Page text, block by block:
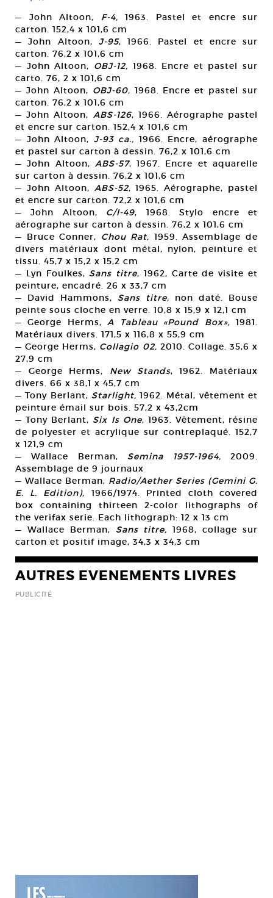
— John Altoon, F-4, 1963. Pastel et encre sur
carton. 152,4 x 101,6 cm
— John Altoon, J-95, 1966. Pastel et encre sur
carton. 76,2 x 101,6 cm
— John Altoon, OBJ-12, 1968. Encre et pastel sur
carto. 76, 2 x 101,6 cm
— John Altoon, OBJ-60, 1968. Encre et pastel sur
carton. 76,2 x 101,6 cm
— John Altoon, ABS-126, 1966. Aérographe pastel
et encre sur carton. 152,4 x 101,6 cm
— John Altoon, J-93 ca., 1966. Encre, aérographe
et pastel sur carton à dessin. 76,2 x 101,6 cm
— John Altoon, ABS-57, 1967. Encre et aquarelle
sur carton à dessin. 76,2 x 101,6 cm
— John Altoon, ABS-52, 1965. Aérographe, pastel
et encre sur carton. 72,2 x 101,6 cm
— John Altoon, C/I-49, 1968. Stylo encre et
aérographe sur carton à dessin. 76,2 x 101,6 cm
— Bruce Conner, Chou Rat, 1959. Assemblage de
divers matériaux dont métal, nylon, peinture et
tissu. 45,7 x 15,2 x 15,2 cm
— Lyn Foulkes, Sans titre, 1962, Carte de visite et
peinture, encadré. 26 x 33,7 cm
— David Hammons, Sans titre, non daté. Bouse
peinte sous cloche en verre. 10,8 x 15,9 x 12,1 cm
— George Herms,A Tableau «Pound Box», 1981.
Matériaux divers. 171,5 x 116,8 x 55,9 cm
— George Herms, Collagio 02, 2010. Collage. 35,6 x
27,9 cm
— George Herms, New Stands, 1962. Matériaux
divers. 66 x 38,1 x 45,7 cm
— Tony Berlant, Starlight,1962. Métal, vêtement et
peinture émail sur bois. 57,2 x 43,2cm
— Tony Berlant, Six Is One, 1963. Vêtement, résine
de polyester et acrylique sur contreplaqué. 152,7
x 121,9 cm
— Wallace Berman, Semina 1957-1964, 2009.
Assemblage de 9 journaux
— Wallace Berman, Radio/Aether Series (Gemini G.
E. L. Edition), 1966/1974. Printed cloth covered
box containing thirteen 2-color lithographs of
the verifax serie. Each lithograph: 12 x 13 cm
— Wallace Berman, Sans titre,1968, collage sur
carton et positif image, 34,3 x 34,3 cm
AUTRES EVENEMENTS LIVRES
PUBLICITÉ